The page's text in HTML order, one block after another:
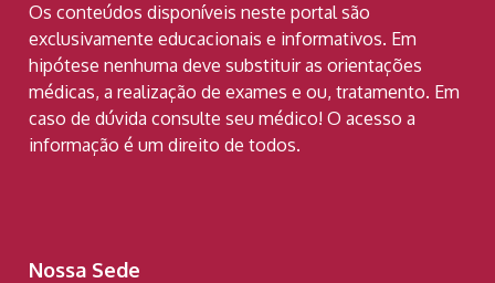
Os conteúdos disponíveis neste portal são
exclusivamente educacionais e informativos. Em
hipótese nenhuma deve substituir as orientações
médicas, a realização de exames e ou, tratamento. Em
caso de dúvida consulte seu médico! O acesso a
informação é um direito de todos.
Nossa Sede